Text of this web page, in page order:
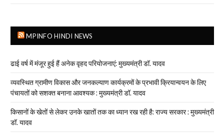
MPINFO HINDI NEWS
ढाई वर्ष में मंजूर हुई हैं अनेक वृहद परियोजनाएं: मुख्यमंत्री डॉ. यादव
व्यवस्थित ग्रामीण विकास और जनकल्याण कार्यक्रमों के प्रभावी क्रियान्वयन के लिए
पंचायतों को सशक्त बनाना आवश्यक : मुख्यमंत्री डॉ. यादव
किसानों के खेतों से लेकर उनके खातों तक का ध्यान रख रही है: राज्य सरकार : मुख्यमंत्री
डॉ. यादव